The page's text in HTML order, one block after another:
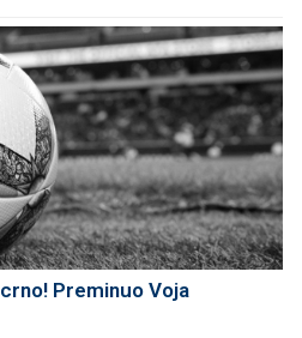
Preminuo Voja